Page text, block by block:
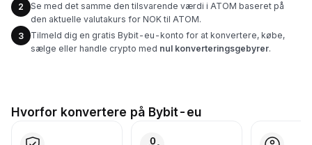
2
Se med det samme den tilsvarende værdi i ATOM baseret på
den aktuelle valutakurs for NOK til ATOM.
3
Tilmeld dig en gratis Bybit-eu-konto for at konvertere, købe,
sælge eller handle crypto med nul konverteringsgebyrer.
Hvorfor konvertere på Bybit-eu